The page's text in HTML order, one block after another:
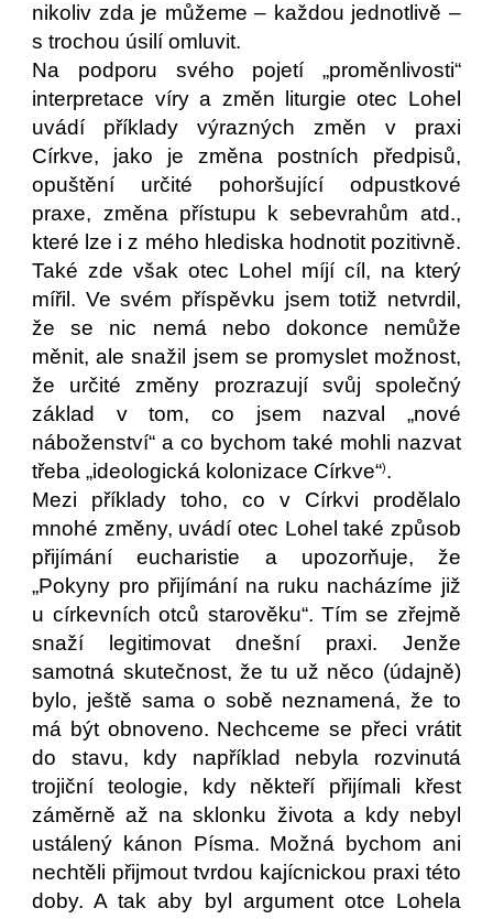
nikoliv zda je můžeme – každou jednotlivě –
s trochou úsilí omluvit.
Na podporu svého pojetí „proměnlivosti“
interpretace víry a změn liturgie otec Lohel
uvádí příklady výrazných změn v praxi
Církve, jako je změna postních předpisů,
opuštění určité pohoršující odpustkové
praxe, změna přístupu k sebevrahům atd.,
které lze i z mého hlediska hodnotit pozitivně.
Také zde však otec Lohel míjí cíl, na který
mířil. Ve svém příspěvku jsem totiž netvrdil,
že se nic nemá nebo dokonce nemůže
měnit, ale snažil jsem se promyslet možnost,
že určité změny prozrazují svůj společný
základ v tom, co jsem nazval „nové
náboženství“ a co bychom také mohli nazvat
třeba „ideologická kolonizace Církve“).
Mezi příklady toho, co v Církvi prodělalo
mnohé změny, uvádí otec Lohel také způsob
přijímání eucharistie a upozorňuje, že
„Pokyny pro přijímání na ruku nacházíme již
u církevních otců starověku“. Tím se zřejmě
snaží legitimovat dnešní praxi. Jenže
samotná skutečnost, že tu už něco (údajně)
bylo, ještě sama o sobě neznamená, že to
má být obnoveno. Nechceme se přeci vrátit
do stavu, kdy například nebyla rozvinutá
trojiční teologie, kdy někteří přijímali křest
záměrně až na sklonku života a kdy nebyl
ustálený kánon Písma. Možná bychom ani
nechtěli přijmout tvrdou kajícnickou praxi této
doby. A tak aby byl argument otce Lohela